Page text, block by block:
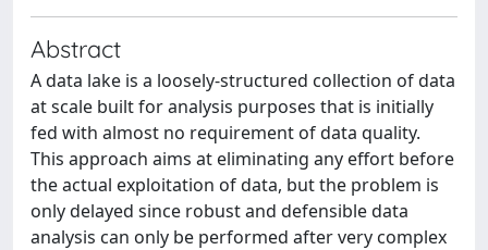
Abstract
A data lake is a loosely-structured collection of data
at scale built for analysis purposes that is initially
fed with almost no requirement of data quality.
This approach aims at eliminating any effort before
the actual exploitation of data, but the problem is
only delayed since robust and defensible data
analysis can only be performed after very complex